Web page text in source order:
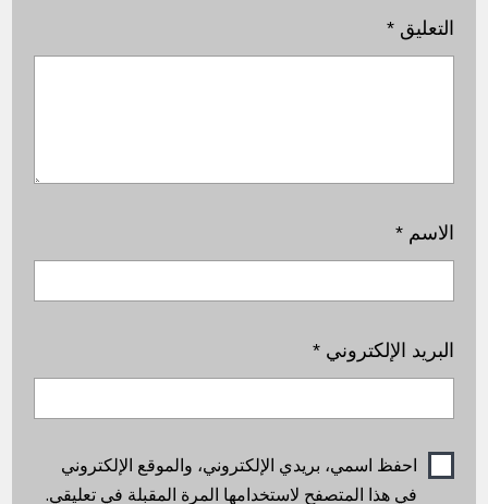
التعليق*
الاسم*
البريد الإلكتروني*
احفظ اسمي، بريدي الإلكتروني، والموقع الإلكتروني
في هذا المتصفح لاستخدامها المرة المقبلة في تعليقي.